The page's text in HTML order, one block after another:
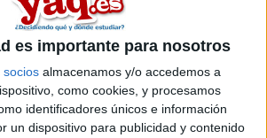
es importante para nosotros
socios almacenamos y/o accedemos a
como cookies, y procesamos
identificadores únicos e información
un dispositivo para publicidad y contenido
de G.C. y no soy capaz de encontrar
superior en imagen para el
público o privado... este año creo q ya no
asi quiero la información, solo he
público (IES Primero de Mayo) donde lo
ninguno mas, nisiquiera privado...
mano?